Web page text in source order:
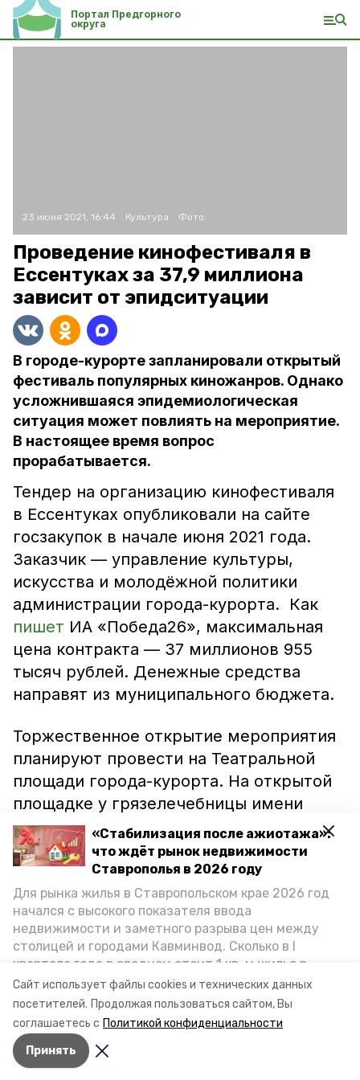
Сайт использует файлы cookies и технических данных
посетителей. Продолжая пользоваться сайтом, Вы
соглашаетесь с Политикой конфиденциальности
Принять
«Стабилизация после ажиотажа»:
что ждёт рынок недвижимости
Ставрополья в 2026 году
Для рынка жилья в Ставропольском крае 2026 год
начался с высокого показателя ввода
недвижимости и заметного разрыва цен между
столицей и городами Кавминвод. Сколько в I
квартале года в среднем стоит 1 кв. м жилья в
городах и округах региона, как изменился спрос на
первичку и вторичку, какова себестоимость
стройки собственного жилья в этом году и какие
прогнозы о стоимости квадратных метров дают
эксперты, выясняла корреспондент «Победы26».
Портал Предгорного
округа
23 июня 2021, 16:44 Культура Фото:
Проведение кинофестиваля в
Ессентуках за 37,9 миллиона
зависит от эпидситуации
В городе-курорте запланировали открытый
фестиваль популярных киножанров. Однако
усложнившаяся эпидемиологическая
ситуация может повлиять на мероприятие.
В настоящее время вопрос
прорабатывается.
Тендер на организацию кинофестиваля
в Ессентуках опубликовали на сайте
госзакупок в начале июня 2021 года.
Заказчик — управление культуры,
искусства и молодёжной политики
администрации города-курорта. Как
пишет ИА «Победа26», максимальная
цена контракта — 37 миллионов 955
тысяч рублей. Денежные средства
направят из муниципального бюджета.
Торжественное открытие мероприятия
планируют провести на Театральной
площади города-курорта. На открытой
площадке у грязелечебницы имени
Семашко запланирован показ «Кино под
Кавказским небом». А закрытие
состоится в концертном зале имени
Шаляпина.
Окончательный срок подачи заявок
намечен на 2 июля 2021 года. Срок
организации кинофестиваля — до 1
сентября.
Авторы: Вита Кузьменко